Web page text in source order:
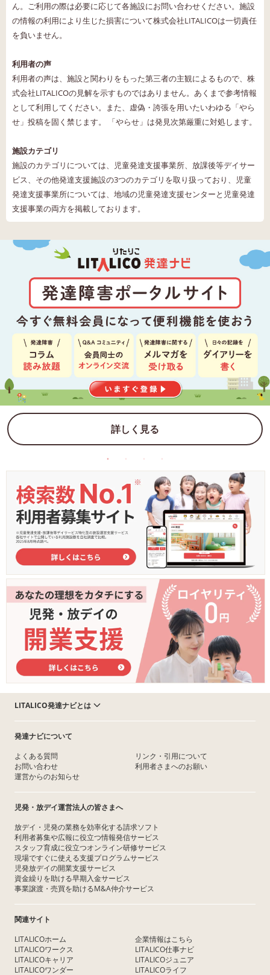
ん。ご利用の際は必要に応じて各施設にお問い合わせください。施設
の情報の利用により生じた損害について株式会社LITALICOは一切責任
を負いません。
利用者の声
利用者の声は、施設と関わりをもった第三者の主観によるもので、株
式会社LITALICOの見解を示すものではありません。あくまで参考情報
として利用してください。また、虚偽・誇張を用いたいわゆる「やら
せ」投稿を固く禁じます。 「やらせ」は発見次第厳重に対処します。
施設カテゴリ
施設のカテゴリについては、児童発達支援事業所、放課後等デイサー
ビス、その他発達支援施設の3つのカテゴリを取り扱っており、児童
発達支援事業所については、地域の児童発達支援センターと児童発達
支援事業の両方を掲載しております。
詳しく見る
LITALICO発達ナビとは
発達ナビについて
よくある質問
お問い合わせ
運営からのお知らせ
リンク・引用について
利用者さまへのお願い
児発・放デイ運営法人の皆さまへ
放デイ・児発の業務を効率化する請求ソフト
利用者募集や広報に役立つ情報発信サービス
スタッフ育成に役立つオンライン研修サービス
現場ですぐに使える支援プログラムサービス
児発放デイの開業支援サービス
資金繰りを助ける早期入金サービス
事業譲渡・売買を助けるM&A仲介サービス
関連サイト
LITALICOホーム
LITALICOワークス
LITALICOキャリア
LITALICOワンダー
企業情報はこちら
LITALICO仕事ナビ
LITALICOジュニア
LITALICOライフ